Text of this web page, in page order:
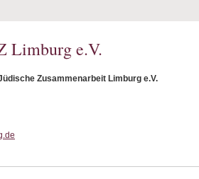
Limburg e.V.
Zusammenarbeit Limburg e.V.